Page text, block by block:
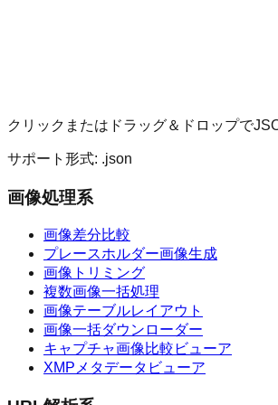
クリックまたはドラッグ＆ドロップで
サポート形式: .json
画像処理系
画像差分比較
プレースホルダー画像生成
画像トリミング
複数画像一括処理
画像テーブルレイアウト
画像一括ダウンローダー
キャプチャ画像比較ビューア
XMPメタデータビューア